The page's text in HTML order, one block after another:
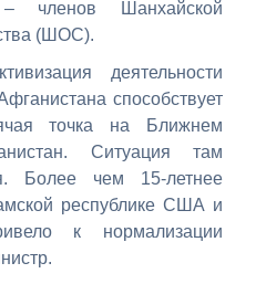
членов Шанхайской
(ШОС).
деятельности
способствует
точка на Ближнем
Ситуация там
Более чем 15-летнее
республике США и
к нормализации